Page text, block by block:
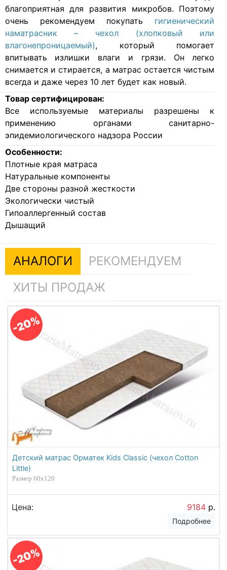
благоприятная для развития микробов. Поэтому
очень рекомендуем покупать гигиенический
наматрасник – чехол (хлопковый или
влагонепроницаемый), который помогает
впитывать излишки влаги и грязи. Он легко
снимается и стирается, а матрас остается чистым
всегда и даже через 10 лет будет как новый.
Товар сертифицирован:
Все используемые материалы разрешены к
применению органами санитарно-
эпидемиологического надзора России
Особенности:
Плотные края матраса
Натуральные компоненты
Две стороны разной жесткости
Экологически чистый
Гипоаллергенный состав
Дышащий
АНАЛОГИ
РЕКОМЕНДУЕМ
ХИТЫ ПРОДАЖ
-20%
Детский матрас Орматек Kids Classic (чехол Cotton
Little)
Размер 60х120
Цена: 9184 р.
Подробнее
-20%